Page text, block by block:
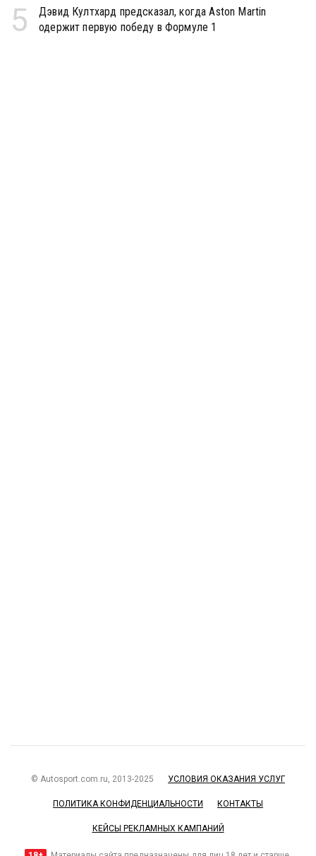
5
Дэвид Култхард предсказал, когда Aston Martin
одержит первую победу в Формуле 1
© Autosport.com.ru, 2013-2025 УСЛОВИЯ ОКАЗАНИЯ УСЛУГ
ПОЛИТИКА КОНФИДЕНЦИАЛЬНОСТИ КОНТАКТЫ
КЕЙСЫ РЕКЛАМНЫХ КАМПАНИЙ